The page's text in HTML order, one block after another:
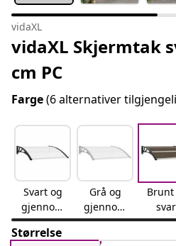
vidaXL
vidaXL Skjermtak
cm PC
Farge(6 alternativer
Svart og
gjennom
siktig
Grå og
gjennom
siktig
Brunt
Størrelse